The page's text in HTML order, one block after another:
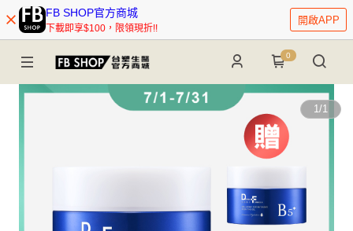
FB SHOP官方商城
下載即享$100，限領現折!!
開啟APP
0
1/1